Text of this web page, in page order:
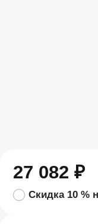
27 082₽
Скидка 10 %